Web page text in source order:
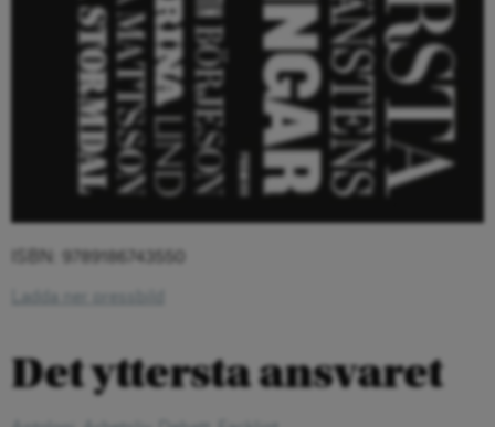
ISBN: 9789186743550
Det yttersta ansvaret